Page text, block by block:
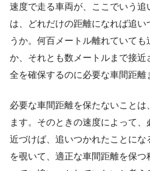
速度で走る車両が、ここでいう
は、どれだけの距離になれば追い
うか。何百メートル離れていて
か、それとも数メートルまで接
全を確保するのに必要な車間距離
必要な車間距離を保たないことは
ます。そのときの速度によって
近づけば、追いつかれたことに
を覗いて、適正な車間距離を保